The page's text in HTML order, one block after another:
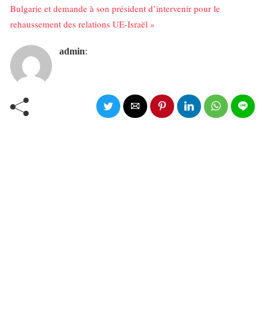
Bulgarie et demande à son président d’intervenir pour le
rehaussement des relations UE-Israël »
admin: